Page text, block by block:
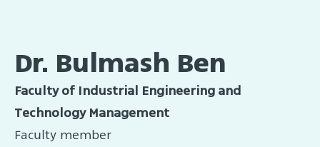
Dr. Bulmash Ben
Faculty of Industrial Engineering and
Technology Management
Faculty member